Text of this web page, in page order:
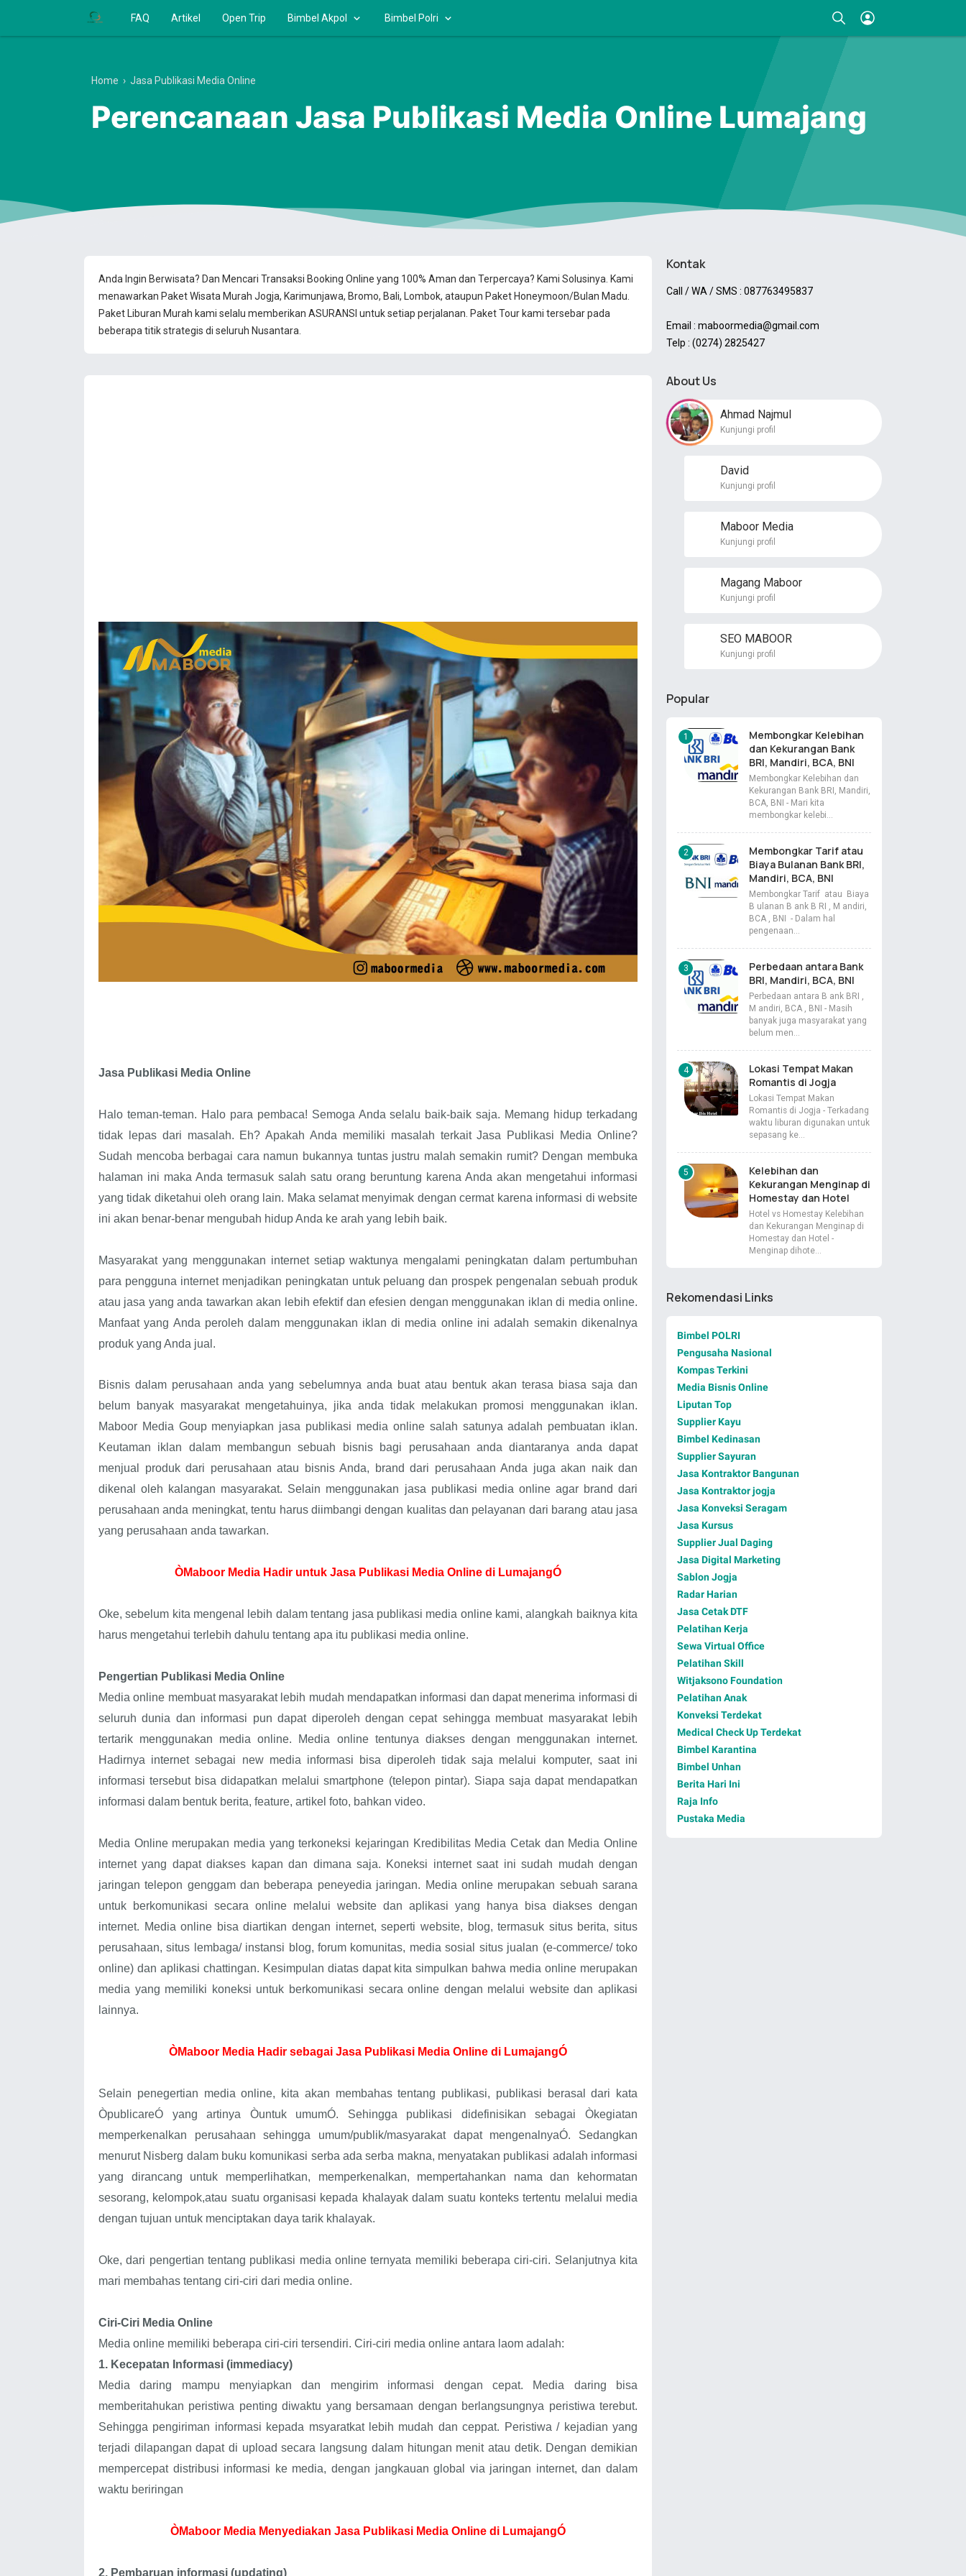
FAQ Artikel Open Trip Bimbel Akpol Bimbel Polri
Anda Ingin Berwisata? Dan Mencari Transaksi Booking Online yang 100% Aman dan Terpercaya? Kami Solusinya. Kami
menawarkan Paket Wisata Murah Jogja, Karimunjawa, Bromo, Bali, Lombok, ataupun Paket Honeymoon/Bulan Madu.
Paket Liburan Murah kami selalu memberikan ASURANSI untuk setiap perjalanan. Paket Tour kami tersebar pada
beberapa titik strategis di seluruh Nusantara.
Home › Jasa Publikasi Media Online
Perencanaan Jasa Publikasi Media Online Lumajang
Jasa Publikasi Media Online
Halo teman-teman. Halo para pembaca! Semoga Anda selalu baik-baik saja. Memang hidup terkadang
tidak lepas dari masalah. Eh? Apakah Anda memiliki masalah terkait Jasa Publikasi Media Online?
Sudah mencoba berbagai cara namun bukannya tuntas justru malah semakin rumit? Dengan membuka
halaman ini maka Anda termasuk salah satu orang beruntung karena Anda akan mengetahui informasi
yang tidak diketahui oleh orang lain. Maka selamat menyimak dengan cermat karena informasi di website
ini akan benar-benar mengubah hidup Anda ke arah yang lebih baik.
Masyarakat yang menggunakan internet setiap waktunya mengalami peningkatan dalam pertumbuhan
para pengguna internet menjadikan peningkatan untuk peluang dan prospek pengenalan sebuah produk
atau jasa yang anda tawarkan akan lebih efektif dan efesien dengan menggunakan iklan di media online.
Manfaat yang Anda peroleh dalam menggunakan iklan di media online ini adalah semakin dikenalnya
produk yang Anda jual.
Bisnis dalam perusahaan anda yang sebelumnya anda buat atau bentuk akan terasa biasa saja dan
belum banyak masyarakat mengetahuinya, jika anda tidak melakukan promosi menggunakan iklan.
Maboor Media Goup menyiapkan jasa publikasi media online salah satunya adalah pembuatan iklan.
Keutaman iklan dalam membangun sebuah bisnis bagi perusahaan anda diantaranya anda dapat
menjual produk dari perusahaan atau bisnis Anda, brand dari perusahaan Anda juga akan naik dan
dikenal oleh kalangan masyarakat. Selain menggunakan jasa publikasi media online agar brand dari
perusahaan anda meningkat, tentu harus diimbangi dengan kualitas dan pelayanan dari barang atau jasa
yang perusahaan anda tawarkan.
ÒMaboor Media Hadir untuk Jasa Publikasi Media Online di LumajangÓ
Oke, sebelum kita mengenal lebih dalam tentang jasa publikasi media online kami, alangkah baiknya kita
harus mengetahui terlebih dahulu tentang apa itu publikasi media online.
Pengertian Publikasi Media Online
Media online membuat masyarakat lebih mudah mendapatkan informasi dan dapat menerima informasi di
seluruh dunia dan informasi pun dapat diperoleh dengan cepat sehingga membuat masyarakat lebih
tertarik menggunakan media online. Media online tentunya diakses dengan menggunakan internet.
Hadirnya internet sebagai new media informasi bisa diperoleh tidak saja melalui komputer, saat ini
informasi tersebut bisa didapatkan melalui smartphone (telepon pintar). Siapa saja dapat mendapatkan
informasi dalam bentuk berita, feature, artikel foto, bahkan video.
Media Online merupakan media yang terkoneksi kejaringan Kredibilitas Media Cetak dan Media Online
internet yang dapat diakses kapan dan dimana saja. Koneksi internet saat ini sudah mudah dengan
jaringan telepon genggam dan beberapa peneyedia jaringan. Media online merupakan sebuah sarana
untuk berkomunikasi secara online melalui website dan aplikasi yang hanya bisa diakses dengan
internet. Media online bisa diartikan dengan internet, seperti website, blog, termasuk situs berita, situs
perusahaan, situs lembaga/ instansi blog, forum komunitas, media sosial situs jualan (e-commerce/ toko
online) dan aplikasi chattingan. Kesimpulan diatas dapat kita simpulkan bahwa media online merupakan
media yang memiliki koneksi untuk berkomunikasi secara online dengan melalui website dan aplikasi
lainnya.
ÒMaboor Media Hadir sebagai Jasa Publikasi Media Online di LumajangÓ
Selain penegertian media online, kita akan membahas tentang publikasi, publikasi berasal dari kata
ÒpublicareÓ yang artinya Òuntuk umumÓ. Sehingga publikasi didefinisikan sebagai Òkegiatan
memperkenalkan perusahaan sehingga umum/publik/masyarakat dapat mengenalnyaÓ. Sedangkan
menurut Nisberg dalam buku komunikasi serba ada serba makna, menyatakan publikasi adalah informasi
yang dirancang untuk memperlihatkan, memperkenalkan, mempertahankan nama dan kehormatan
sesorang, kelompok,atau suatu organisasi kepada khalayak dalam suatu konteks tertentu melalui media
dengan tujuan untuk menciptakan daya tarik khalayak.
Oke, dari pengertian tentang publikasi media online ternyata memiliki beberapa ciri-ciri. Selanjutnya kita
mari membahas tentang ciri-ciri dari media online.
Ciri-Ciri Media Online
Media online memiliki beberapa ciri-ciri tersendiri. Ciri-ciri media online antara laom adalah:
1. Kecepatan Informasi (immediacy)
Media daring mampu menyiapkan dan mengirim informasi dengan cepat. Media daring bisa
memberitahukan peristiwa penting diwaktu yang bersamaan dengan berlangsungnya peristiwa terebut.
Sehingga pengiriman informasi kepada msyaratkat lebih mudah dan ceppat. Peristiwa / kejadian yang
terjadi dilapangan dapat di upload secara langsung dalam hitungan menit atau detik. Dengan demikian
mempercepat distribusi informasi ke media, dengan jangkauan global via jaringan internet, dan dalam
waktu beriringan
ÒMaboor Media Menyediakan Jasa Publikasi Media Online di LumajangÓ
2. Pembaruan informasi (updating)
Kontak
Call / WA / SMS : 087763495837
Email : maboormedia@gmail.com
Telp : (0274) 2825427
About Us
Ahmad Najmul
Kunjungi profil
David
Kunjungi profil
Maboor Media
Kunjungi profil
Magang Maboor
Kunjungi profil
SEO MABOOR
Kunjungi profil
Popular
Membongkar Kelebihan
dan Kekurangan Bank
BRI, Mandiri, BCA, BNI
Membongkar Kelebihan dan
Kekurangan Bank BRI, Mandiri,
BCA, BNI - Mari kita
membongkar kelebi…
Membongkar Tarif atau
Biaya Bulanan Bank BRI,
Mandiri, BCA, BNI
Membongkar Tarif atau Biaya
B ulanan B ank B RI , M andiri,
BCA , BNI - Dalam hal
pengenaan…
Perbedaan antara Bank
BRI, Mandiri, BCA, BNI
Perbedaan antara B ank BRI ,
M andiri, BCA , BNI - Masih
banyak juga masyarakat yang
belum men…
Lokasi Tempat Makan
Romantis di Jogja
Lokasi Tempat Makan
Romantis di Jogja - Terkadang
waktu liburan digunakan untuk
sepasang ke…
Kelebihan dan
Kekurangan Menginap di
Homestay dan Hotel
Hotel vs Homestay Kelebihan
dan Kekurangan Menginap di
Homestay dan Hotel -
Menginap dihote…
Rekomendasi Links
Bimbel POLRI
Pengusaha Nasional
Kompas Terkini
Media Bisnis Online
Liputan Top
Supplier Kayu
Bimbel Kedinasan
Supplier Sayuran
Jasa Kontraktor Bangunan
Jasa Kontraktor jogja
Jasa Konveksi Seragam
Jasa Kursus
Supplier Jual Daging
Jasa Digital Marketing
Sablon Jogja
Radar Harian
Jasa Cetak DTF
Pelatihan Kerja
Sewa Virtual Office
Pelatihan Skill
Witjaksono Foundation
Pelatihan Anak
Konveksi Terdekat
Medical Check Up Terdekat
Bimbel Karantina
Bimbel Unhan
Berita Hari Ini
Raja Info
Pustaka Media